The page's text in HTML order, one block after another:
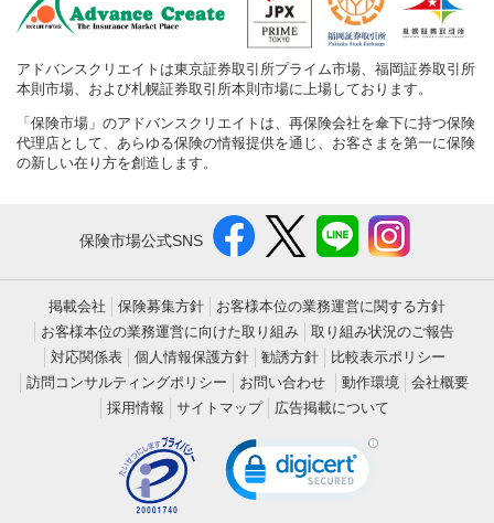
アドバンスクリエイトは東京証券取引所プライム市場、福岡証券取引所
本則市場、および札幌証券取引所本則市場に上場しております。
「保険市場」のアドバンスクリエイトは、再保険会社を傘下に持つ保険
代理店として、あらゆる保険の情報提供を通じ、お客さまを第一に保険
の新しい在り方を創造します。
保険市場公式SNS
掲載会社 保険募集方針
お客様本位の業務運営に関する方針
お客様本位の業務運営に向けた取り組み
取り組み状況のご報告
対応関係表
個人情報保護方針 勧誘方針
比較表示ポリシー
訪問コンサルティングポリシー
お問い合わせ 動作環境
会社概要
採用情報
サイトマップ 広告掲載について